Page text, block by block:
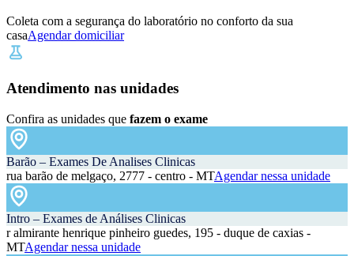
Coleta com a segurança do laboratório no conforto da sua
casaAgendar domiciliar
Atendimento nas unidades
Confira as unidades que fazem o exame
Barão – Exames De Analises Clinicas
rua barão de melgaço, 2777 - centro - MTAgendar nessa unidade
Intro – Exames de Análises Clinicas
r almirante henrique pinheiro guedes, 195 - duque de caxias -
MTAgendar nessa unidade